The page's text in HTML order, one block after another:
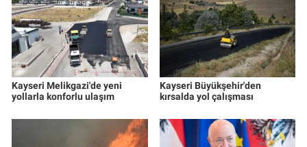
Kayseri Melikgazi'de yeni
yollarla konforlu ulaşım
Kayseri Büyükşehir'den
kırsalda yol çalışması